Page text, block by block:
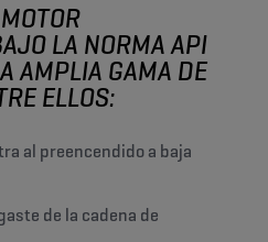
LA NORMA API
AMPLIA GAMA DE
ELLOS:
al preencendido a baja
de la cadena de